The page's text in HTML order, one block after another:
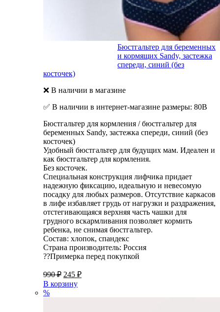
Бюстгальтер для беременных
и кормящих Sandy, застежка
спереди, синий (без
косточек)
❌ В наличии в магазине
✅ В наличии в интернет-магазине размеры: 80В
Бюстгальтер для кормления / бюстгальтер для
беременных Sandy, застежка спереди, синий (без
косточек)
Удобный бюстгальтер для будущих мам. Идеален и
как бюстгальтер для кормления.
Без косточек.
Специальная конструкция лифчика придает
надежную фиксацию, идеальную и невесомую
посадку для любых размеров. Отсутствие каркасов
в лифе избавляет грудь от нагрузки и раздражения,
отстегивающаяся верхняя часть чашки для
грудного вскармливания позволяет кормить
ребенка, не снимая бюстгальтер.
Состав: хлопок, спандекс
Страна производитель: Россия
??Примерка перед покупкой
990₽ 245 ₽
В корзину
%